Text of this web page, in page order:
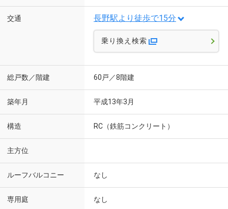
交通 長野駅より徒歩で15分
乗り換え検索
総戸数／階建 60戸／8階建
築年月 平成13年3月
構造 RC（鉄筋コンクリート）
主方位
ルーフバルコニー なし
専用庭 なし